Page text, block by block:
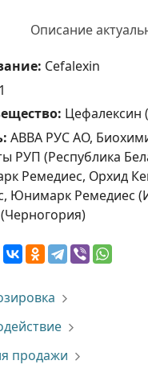
Описание
Cefalexin
Цефалексин
АВВА РУС АО,
РУП (Республика
Ремедиес, Орхид
Юнимарк Ремедиес
продажи